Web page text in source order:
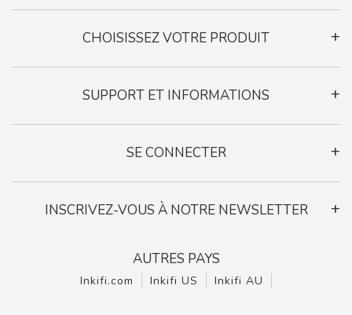
CHOISISSEZ VOTRE PRODUIT
Cadre Photo Cœur
Cadre Multi-Photos
Le Livre Photo Légende
SUPPORT ET INFORMATIONS
Confidentialité
Vie privée
SE CONNECTER
INSCRIVEZ-VOUS À NOTRE NEWSLETTER
Recevez des conseils photo, des offres exclusives, des mises à jour sur les
AUTRES PAYS
Inkifi.com Inkifi US Inkifi AU